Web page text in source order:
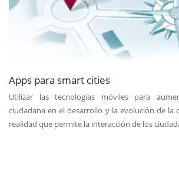
Apps para smart cities
Utilizar las tecnologías móviles para
ciudadana en el desarrollo y la evolución de la
realidad que permite la interacción de los